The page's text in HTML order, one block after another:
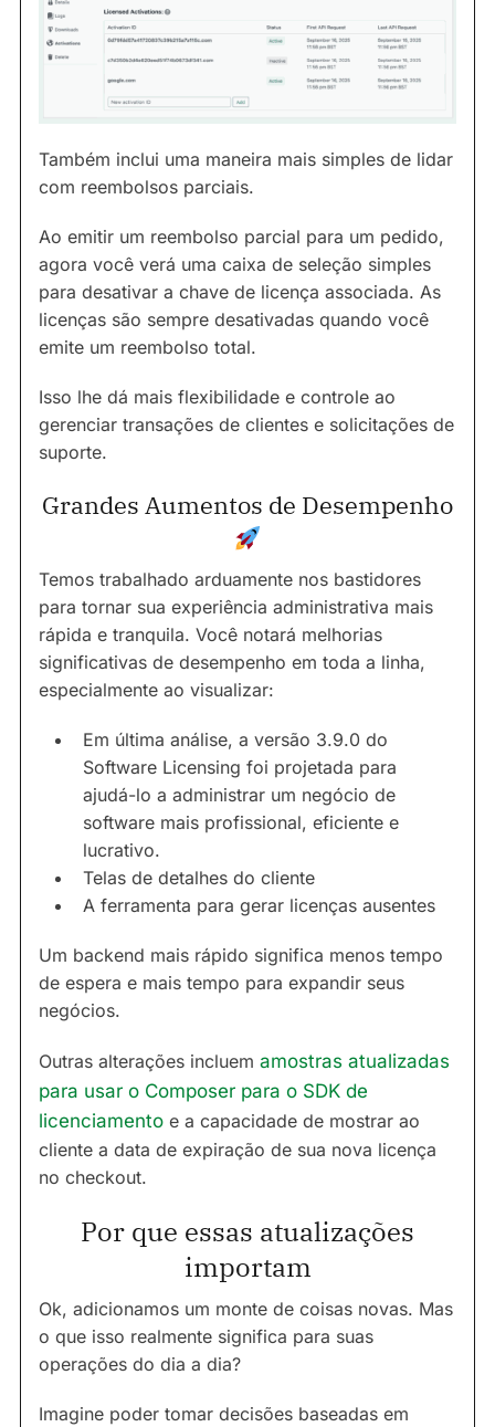
Também inclui uma maneira mais simples de lidar
com reembolsos parciais.
Ao emitir um reembolso parcial para um pedido,
agora você verá uma caixa de seleção simples
para desativar a chave de licença associada. As
licenças são sempre desativadas quando você
emite um reembolso total.
Isso lhe dá mais flexibilidade e controle ao
gerenciar transações de clientes e solicitações de
suporte.
Grandes Aumentos de Desempenho
Temos trabalhado arduamente nos bastidores
para tornar sua experiência administrativa mais
rápida e tranquila. Você notará melhorias
significativas de desempenho em toda a linha,
especialmente ao visualizar:
Em última análise, a versão 3.9.0 do
Software Licensing foi projetada para
ajudá-lo a administrar um negócio de
software mais profissional, eficiente e
lucrativo.
Telas de detalhes do cliente
A ferramenta para gerar licenças ausentes
Um backend mais rápido significa menos tempo
de espera e mais tempo para expandir seus
negócios.
Outras alterações incluem amostras atualizadas
para usar o Composer para o SDK de
licenciamento e a capacidade de mostrar ao
cliente a data de expiração de sua nova licença
no checkout.
Por que essas atualizações
importam
Ok, adicionamos um monte de coisas novas. Mas
o que isso realmente significa para suas
operações do dia a dia?
Imagine poder tomar decisões baseadas em